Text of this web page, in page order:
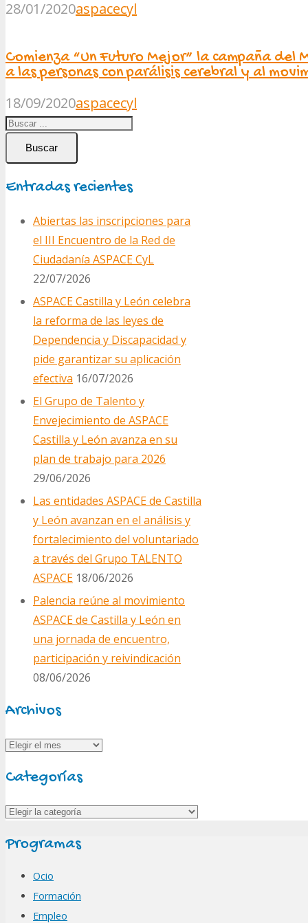
28/01/2020aspacecyl
Comienza “Un Futuro Mejor” la campaña del
a las personas con parálisis cerebral y al
18/09/2020aspacecyl
Buscar
Entradas recientes
Abiertas las inscripciones para
el III Encuentro de la Red de
Ciudadanía ASPACE CyL
22/07/2026
ASPACE Castilla y León celebra
la reforma de las leyes de
Dependencia y Discapacidad y
pide garantizar su aplicación
efectiva 16/07/2026
El Grupo de Talento y
Envejecimiento de ASPACE
Castilla y León avanza en su
plan de trabajo para 2026
29/06/2026
Las entidades ASPACE de Castilla
y León avanzan en el análisis y
fortalecimiento del voluntariado
a través del Grupo TALENTO
ASPACE 18/06/2026
Palencia reúne al movimiento
ASPACE de Castilla y León en
una jornada de encuentro,
participación y reivindicación
08/06/2026
Archivos
Archivos
Categorías
Categorías
Programas
Ocio
Formación
Empleo